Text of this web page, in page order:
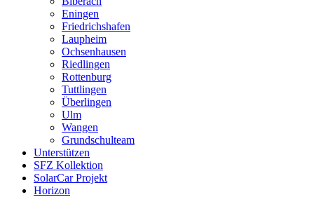
Eningen
Friedrichshafen
Laupheim
Ochsenhausen
Riedlingen
Rottenburg
Tuttlingen
Überlingen
Ulm
Wangen
Grundschulteam
Unterstützen
SFZ Kollektion
SolarCar Projekt
Horizon